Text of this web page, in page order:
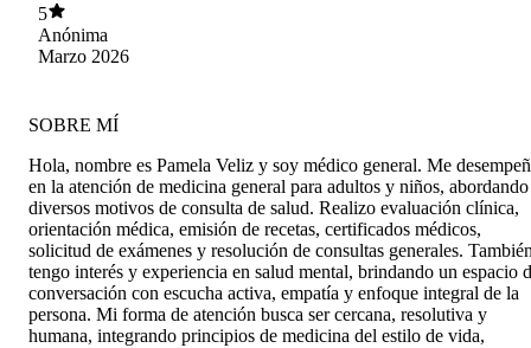
5
Anónima
Marzo 2026
SOBRE MÍ
Hola, nombre es Pamela Veliz y soy médico general. Me
en la atención de medicina general para adultos y niños, abordando
diversos motivos de consulta de salud. Realizo evaluación clínica,
orientación médica, emisión de recetas, certificados médicos,
solicitud de exámenes y resolución de consultas generales.
tengo interés y experiencia en salud mental, brindando un espacio
conversación con escucha activa, empatía y enfoque integral de la
persona. Mi forma de atención busca ser cercana, resolutiva y
humana, integrando principios de medicina del estilo de vida,